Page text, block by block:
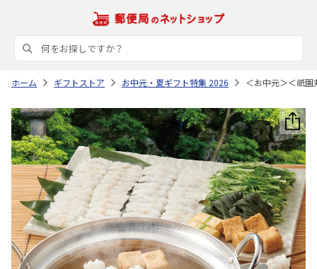
ホーム ギフトストア お中元・夏ギフト特集 2026 ＜お中元＞＜祇